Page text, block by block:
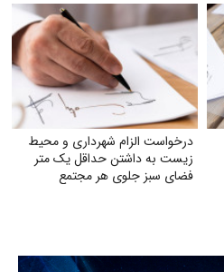
درخواست الزام شهرداری و محیط
زیست به داشتن حداقل یک متر
فضای سبز جلوی هر مجتمع